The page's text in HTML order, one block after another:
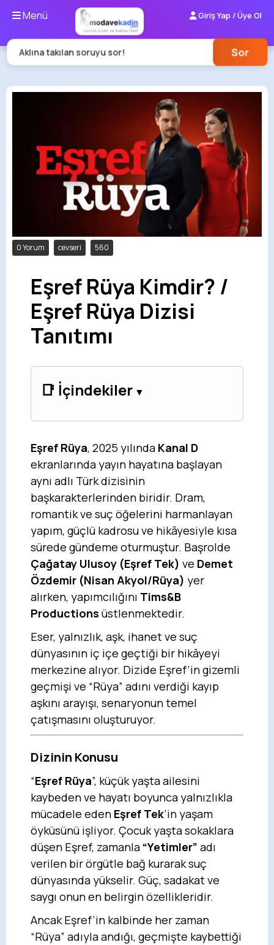
Menü Giriş Yap / Üye Ol
Aklına takılan soruyu sor! Sor
0 Yorum cevseri 560
Eşref Rüya Kimdir? /
Eşref Rüya Dizisi
Tanıtımı
📑 İçindekiler
Eşref Rüya, 2025 yılında Kanal D
ekranlarında yayın hayatına başlayan
aynı adlı Türk dizisinin
başkarakterlerinden biridir. Dram,
romantik ve suç öğelerini harmanlayan
yapım, güçlü kadrosu ve hikâyesiyle kısa
sürede gündeme oturmuştur. Başrolde
Çağatay Ulusoy (Eşref Tek) ve Demet
Özdemir (Nisan Akyol/Rüya) yer
alırken, yapımcılığını Tims&B
Productions üstlenmektedir.
Eser, yalnızlık, aşk, ihanet ve suç
dünyasının iç içe geçtiği bir hikâyeyi
merkezine alıyor. Dizide Eşref’in gizemli
geçmişi ve “Rüya” adını verdiği kayıp
aşkını arayışı, senaryonun temel
çatışmasını oluşturuyor.
Dizinin Konusu
“Eşref Rüya”, küçük yaşta ailesini
kaybeden ve hayatı boyunca yalnızlıkla
mücadele eden Eşref Tek’in yaşam
öyküsünü işliyor. Çocuk yaşta sokaklara
düşen Eşref, zamanla “Yetimler” adı
verilen bir örgütle bağ kurarak suç
dünyasında yükselir. Güç, sadakat ve
saygı onun en belirgin özellikleridir.
Ancak Eşref’in kalbinde her zaman
“Rüya” adıyla andığı, geçmişte kaybettiği